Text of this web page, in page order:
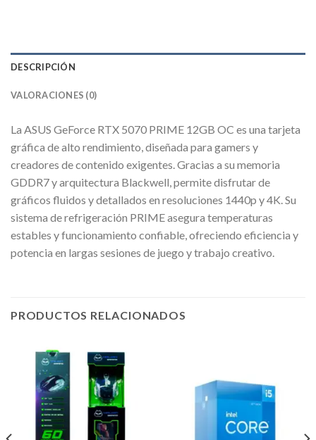
DESCRIPCIÓN
VALORACIONES (0)
La ASUS GeForce RTX 5070 PRIME 12GB OC es una tarjeta
gráfica de alto rendimiento, diseñada para gamers y
creadores de contenido exigentes. Gracias a su memoria
GDDR7 y arquitectura Blackwell, permite disfrutar de
gráficos fluidos y detallados en resoluciones 1440p y 4K. Su
sistema de refrigeración PRIME asegura temperaturas
estables y funcionamiento confiable, ofreciendo eficiencia y
potencia en largas sesiones de juego y trabajo creativo.
PRODUCTOS RELACIONADOS